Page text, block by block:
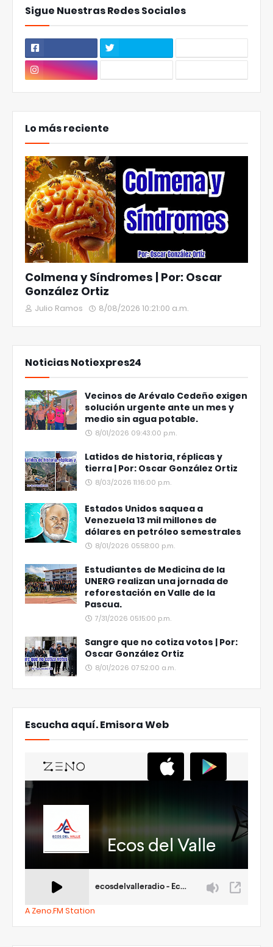
Sigue Nuestras Redes Sociales
Lo más reciente
Colmena y Síndromes | Por: Oscar
González Ortiz
Julio Ramos 8/08/2026 10:21:00 a.m.
Noticias Notiexpres24
Vecinos de Arévalo Cedeño exigen
solución urgente ante un mes y
medio sin agua potable.
8/01/2026 09:43:00 p.m.
Latidos de historia, réplicas y
tierra | Por: Oscar González Ortiz
8/03/2026 11:16:00 p.m.
Estados Unidos saquea a
Venezuela 13 mil millones de
dólares en petróleo semestrales
8/01/2026 05:58:00 p.m.
Estudiantes de Medicina de la
UNERG realizan una jornada de
reforestación en Valle de la
Pascua.
7/31/2026 05:15:00 p.m.
Sangre que no cotiza votos | Por:
Oscar González Ortiz
8/01/2026 07:52:00 a.m.
Escucha aquí. Emisora Web
A Zeno.FM Station